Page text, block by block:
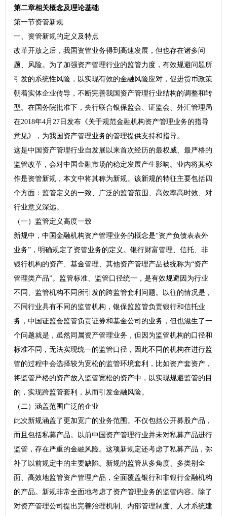
第二章相关概念及理论基础
第一节资管新规
一、资管新规的定义及特点
改革开放之后，我国资管业务得到高速发展，但也存在诸多问
题、风险。为了加强资产管理行业的监管力度，有效规避问题所
引发的系统性风险，以实现有效的金融风险应对，促进货币政策
朝着实体企业传导，不断完善我国资产管理行业结构的调整和转
型。在国务院批准下，央行联合银保监会、证监会、外汇管理局
在2018年4月27日发布《关于规范金融机构资产管理业务的指导
意见》，为我国资产管理业务的管理提供支持和指导。
这是中国资产管理行业自发展以来首次经历的最权威、最严格的
监管改革，会对中国金融市场的稳定发展产生影响。业内将其称
作是资管新规，本文中将其称为新规。该新规的特征主要包括四
个方面：监管定义的一致、广泛的监管范围、高效率高时效、对
行业意义深远。
（一）监管定义高度一致
新规中，中国金融机构资产管理业务的概念是“资产负债表表外
业务”，明确规定了资管业务的定义。银行财富管理、信托、非
银行机构的资产、基金管理、其他资产管理产品被统称为“资产
管理类产品”。监管标准、监管口径统一，是有效规避因为行业
不同、监管机构不同所引发的跨监管套利问题。以往的情况是，
不同行业具有不同的监管机构，银保监监管负责银行和信托业
务，中国证监会监管负责证券和基金公司的业务，但也滋生了一
个问题就是，虽然同属资产管理业务，但因为监管机构的口径和
标准不同，无法实现统一的监管口径，因此不同的机构在进行监
管的过程中会选择较为宽松的监管环境套利，比如资产套资产，
将监管严格的资产放入监管宽松的资产中，以实现规避监管的目
的，实现跨监管套利，从而引发金融风险。
（二）涵盖范围广泛的企业
此次新规涵盖了更加宽广的业务范围。不仅包括公开募股产品，
而且包括私募产品。以前中国资产管理行业并未对私募产品进行
监管，存在严重的金融风险。这项新规定还考虑了私募产品，弥
补了以前规定中的主要缺陷。新规的监管从多角度、多类别全
面、高效地监管资产管理产品，全面覆盖银行和非银行金融机构
的产品。新规非常全面地考虑了资产管理业务的监管内容。除了
对资产管理公司提出完善治理机制、内部管理制度、人才系统建